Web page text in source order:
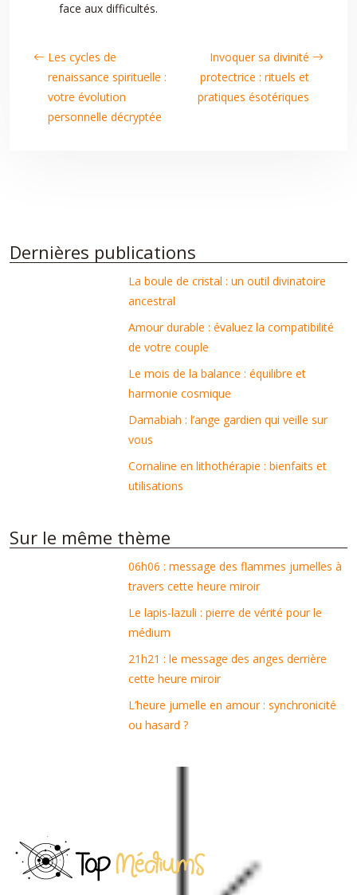
face aux difficultés.
Les cycles de
renaissance spirituelle :
votre évolution
personnelle décryptée
Invoquer sa divinité
protectrice : rituels et
pratiques ésotériques
Dernières publications
La boule de cristal : un outil divinatoire
ancestral
Amour durable : évaluez la compatibilité
de votre couple
Le mois de la balance : équilibre et
harmonie cosmique
Damabiah : l’ange gardien qui veille sur
vous
Cornaline en lithothérapie : bienfaits et
utilisations
Sur le même thème
06h06 : message des flammes jumelles à
travers cette heure miroir
Le lapis-lazuli : pierre de vérité pour le
médium
21h21 : le message des anges derrière
cette heure miroir
L’heure jumelle en amour : synchronicité
ou hasard ?